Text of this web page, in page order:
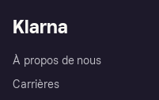
Klarna
À propos de nous
Carrières